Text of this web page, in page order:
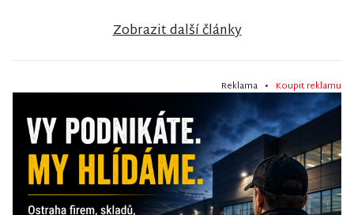
Zobrazit další články
Reklama • Koupit reklamu